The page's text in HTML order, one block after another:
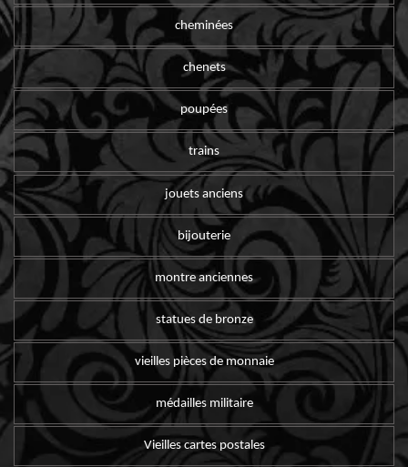
cheminées
chenets
poupées
trains
jouets anciens
bijouterie
montre anciennes
statues de bronze
vieilles pièces de monnaie
médailles militaire
Vieilles cartes postales